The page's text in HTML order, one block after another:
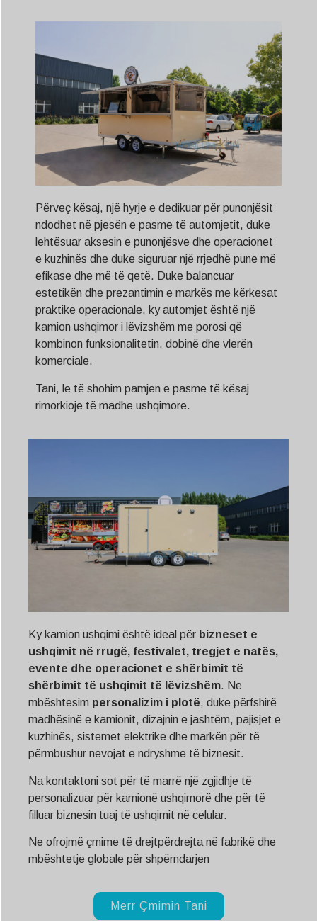
Përveç kësaj, një hyrje e dedikuar për punonjësit
ndodhet në pjesën e pasme të automjetit, duke
lehtësuar aksesin e punonjësve dhe operacionet
e kuzhinës dhe duke siguruar një rrjedhë pune më
efikase dhe më të qetë. Duke balancuar
estetikën dhe prezantimin e markës me kërkesat
praktike operacionale, ky automjet është një
kamion ushqimor i lëvizshëm me porosi që
kombinon funksionalitetin, dobinë dhe vlerën
komerciale.
Tani, le të shohim pamjen e pasme të kësaj
rimorkioje të madhe ushqimore.
Ky kamion ushqimi është ideal për bizneset e
ushqimit në rrugë, festivalet, tregjet e natës,
evente dhe operacionet e shërbimit të
shërbimit të ushqimit të lëvizshëm. Ne
mbështesim personalizim i plotë, duke përfshirë
madhësinë e kamionit, dizajnin e jashtëm, pajisjet e
kuzhinës, sistemet elektrike dhe markën për të
përmbushur nevojat e ndryshme të biznesit.
Na kontaktoni sot për të marrë një zgjidhje të
personalizuar për kamionë ushqimorë dhe për të
filluar biznesin tuaj të ushqimit në celular.
Ne ofrojmë çmime të drejtpërdrejta në fabrikë dhe
mbështetje globale për shpërndarjen
Merr Çmimin Tani